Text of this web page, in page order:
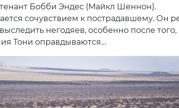
Бобби Эндес (Майкл Шеннон).
сочувствием к пострадавшему. Он
негодяев, особенно после того,
Тони оправдываются…